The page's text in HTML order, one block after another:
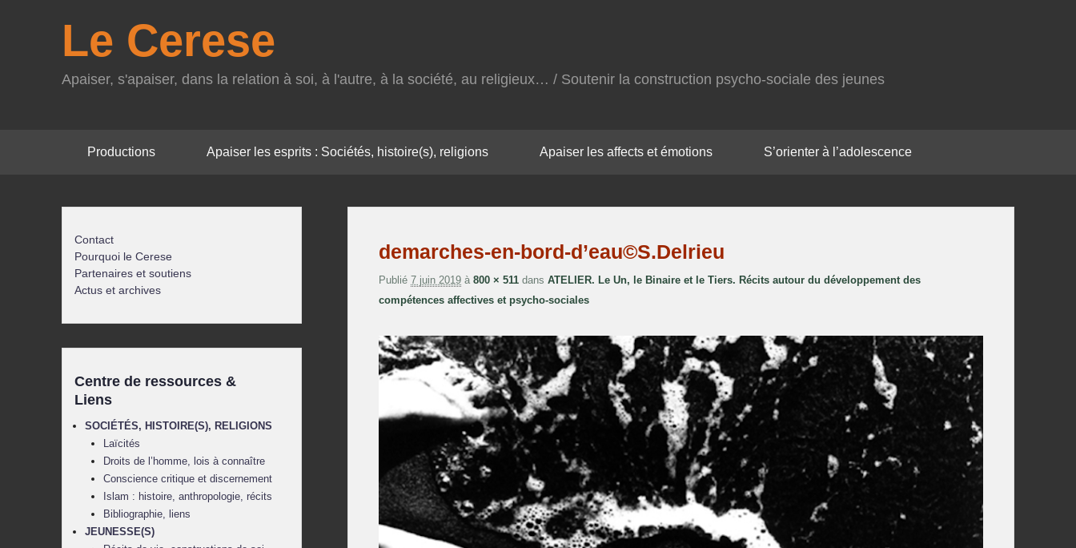
Le Cerese
Apaiser, s'apaiser, dans la relation à soi, à l'autre, à la société, au religieux… / Soutenir la construction psycho-sociale des jeunes
Productions Apaiser les esprits : Sociétés, histoire(s), religions Apaiser les affects et émotions S’orienter à l’adolescence
demarches-en-bord-d’eau©S.Delrieu
Publié 7 juin 2019 à 800 × 511 dans ATELIER. Le Un, le Binaire et le Tiers. Récits autour du développement des
compétences affectives et psycho-sociales
Contact
Pourquoi le Cerese
Partenaires et soutiens
Actus et archives
Centre de ressources &
Liens
SOCIÉTÉS, HISTOIRE(S), RELIGIONS
Laïcités
Droits de l’homme, lois à connaître
Conscience critique et discernement
Islam : histoire, anthropologie, récits
Bibliographie, liens
JEUNESSE(S)